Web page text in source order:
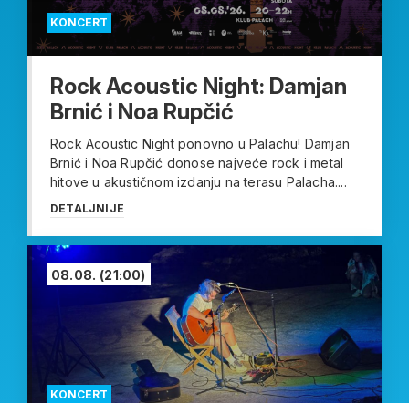
KONCERT
Rock Acoustic Night: Damjan
Brnić i Noa Rupčić
Rock Acoustic Night ponovno u Palachu! Damjan
Brnić i Noa Rupčić donose najveće rock i metal
hitove u akustičnom izdanju na terasu Palacha....
DETALJNIJE
KONCERT
08.08. (21:00)